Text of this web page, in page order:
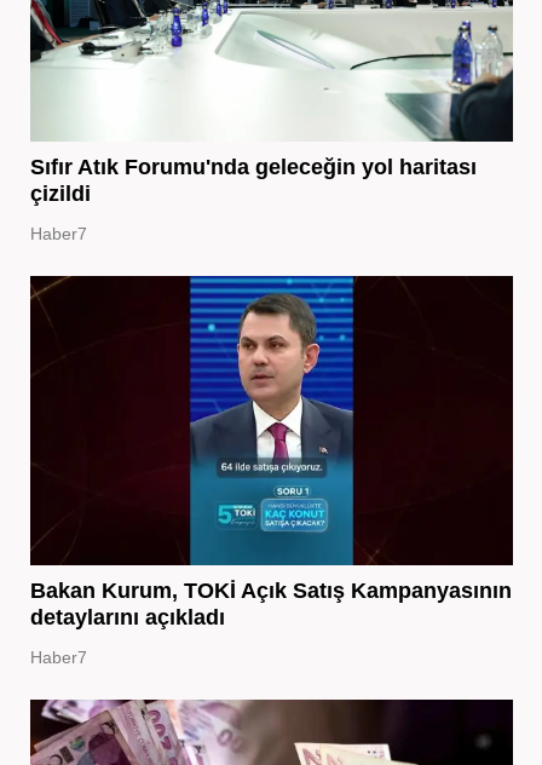
Sıfır Atık Forumu'nda geleceğin yol haritası
çizildi
Haber7
Bakan Kurum, TOKİ Açık Satış Kampanyasının
detaylarını açıkladı
Haber7